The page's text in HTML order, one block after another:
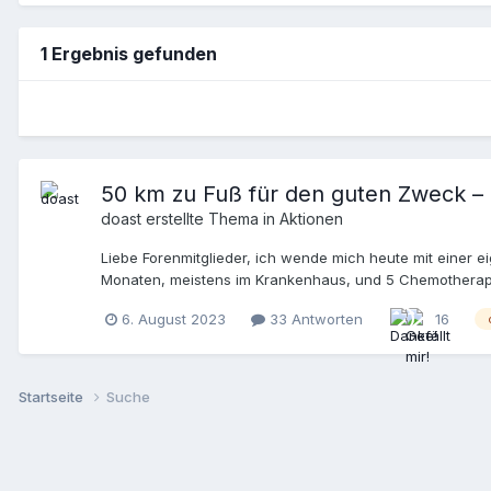
1 Ergebnis gefunden
50 km zu Fuß für den guten Zweck
doast erstellte Thema in Aktionen
Liebe Forenmitglieder, ich wende mich heute mit einer
Monaten, meistens im Krankenhaus, und 5
immer gilt: es kann natürlich jede/n von uns treffen!).
war wieder mit dem Thema
Stammzellenspende und die erforderlichen
wird über die Grenzen und Kontinente hinweg
einen "höheren Zweck" verliehen als jener des reinen
6. August 2023 33 Antworten 16
Startseite Suche